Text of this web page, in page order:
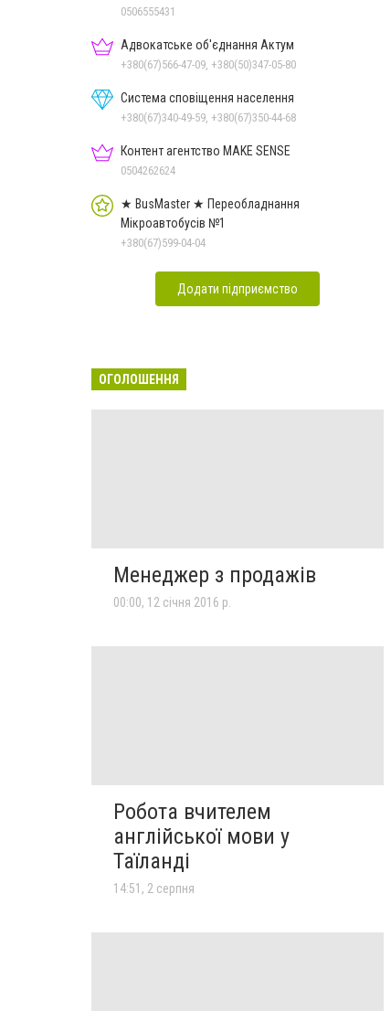
Дон.обл.
0506555431
Адвокатське об'єднання Актум
+380(67)566-47-09, +380(50)347-05-80
Система сповіщення населення
+380(67)340-49-59, +380(67)350-44-68
Контент агентство MAKE SENSE
0504262624
★ BusMaster ★ Переобладнання
Мікроавтобусів №1
+380(67)599-04-04
Додати підприємство
ОГОЛОШЕННЯ
Менеджер з продажів
00:00, 12 січня 2016 р.
Робота вчителем
англійської мови у
Таїланді
14:51, 2 серпня